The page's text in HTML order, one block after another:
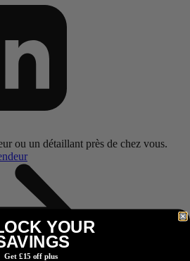
ou un détaillant près de chez vous.
YOUR
Get £15 off plus